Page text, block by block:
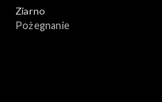
Ziarno
Pożegnanie